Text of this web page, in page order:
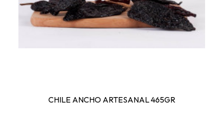
CHILE ANCHO ARTESANAL 465GR